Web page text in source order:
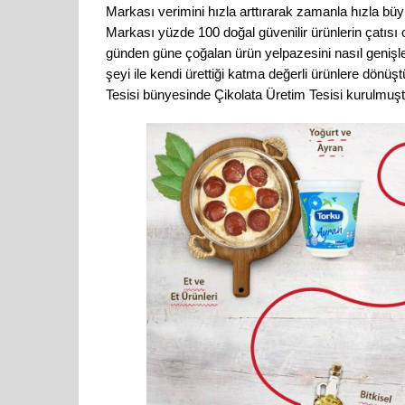
Markası verimini hızla arttırarak zamanla hızla
Markası yüzde 100 doğal güvenilir ürünlerin
günden güne çoğalan ürün yelpazesini nasıl
şeyi ile kendi ürettiği katma değerli ürünlere
Tesisi bünyesinde Çikolata Üretim Tesisi